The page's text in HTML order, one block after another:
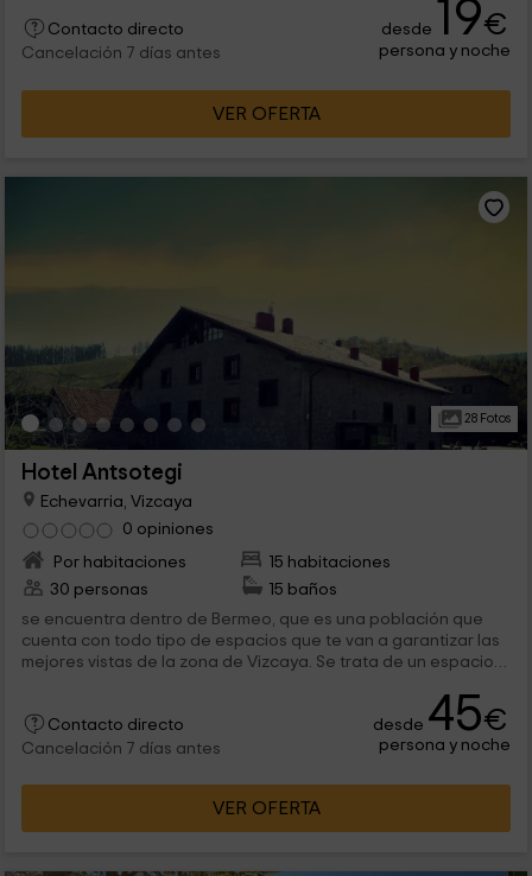
Contacto directo
Cancelación 7 días antes
desde 19€
persona y noche
VER OFERTA
28 Fotos
Hotel Antsotegi
Echevarria, Vizcaya
0 opiniones
Por habitaciones
15 habitaciones
30 personas
15 baños
se encuentra dentro de Bermeo, que es una población que
cuenta con todo tipo de espacios que te van a garantizar las
mejores vistas de la zona de Vizcaya. Se trata de un espacio
Contacto directo
Cancelación 7 días antes
desde 45€
persona y noche
VER OFERTA